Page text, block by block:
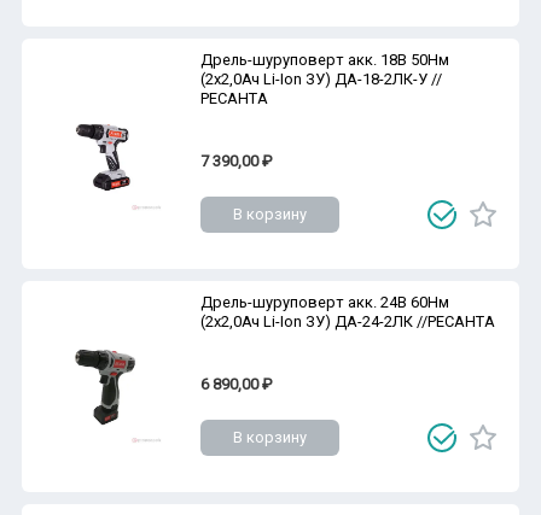
Дрель-шуруповерт акк. 18В 50Нм
(2х2,0Ач Li-Ion ЗУ) ДА-18-2ЛК-У //
РЕСАНТА
7 390,00 ₽
В корзину
Дрель-шуруповерт акк. 24В 60Нм
(2х2,0Ач Li-Ion ЗУ) ДА-24-2ЛК //РЕСАНТА
6 890,00 ₽
В корзину